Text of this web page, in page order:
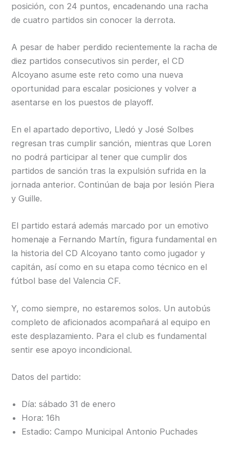
posición, con 24 puntos, encadenando una racha
de cuatro partidos sin conocer la derrota.
A pesar de haber perdido recientemente la racha de
diez partidos consecutivos sin perder, el CD
Alcoyano asume este reto como una nueva
oportunidad para escalar posiciones y volver a
asentarse en los puestos de playoff.
En el apartado deportivo, Lledó y José Solbes
regresan tras cumplir sanción, mientras que Loren
no podrá participar al tener que cumplir dos
partidos de sanción tras la expulsión sufrida en la
jornada anterior. Continúan de baja por lesión Piera
y Guille.
El partido estará además marcado por un emotivo
homenaje a Fernando Martín, figura fundamental en
la historia del CD Alcoyano tanto como jugador y
capitán, así como en su etapa como técnico en el
fútbol base del Valencia CF.
Y, como siempre, no estaremos solos. Un autobús
completo de aficionados acompañará al equipo en
este desplazamiento. Para el club es fundamental
sentir ese apoyo incondicional.
Datos del partido:
Día: sábado 31 de enero
Hora: 16h
Estadio: Campo Municipal Antonio Puchades